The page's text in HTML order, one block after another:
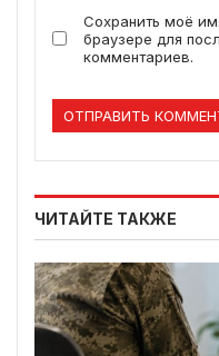
Сохранить моё
браузере для
комментариев.
ЧИТАЙТЕ ТАКЖЕ